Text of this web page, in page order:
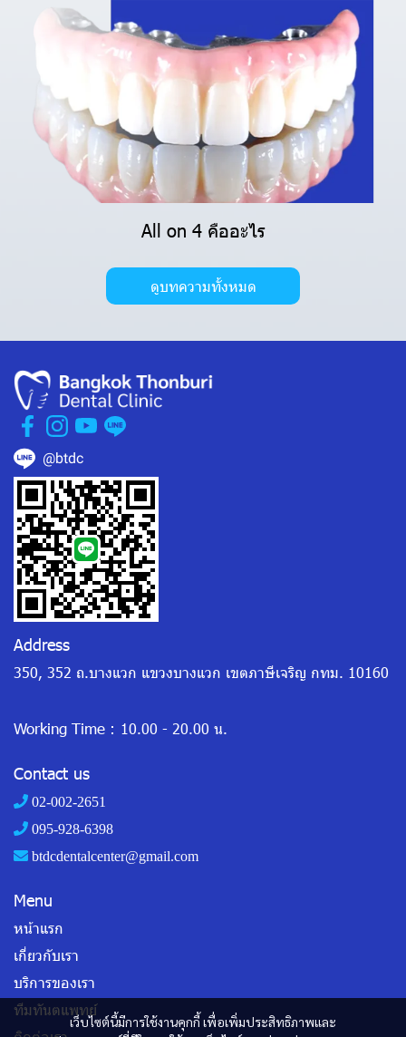
All on 4 คืออะไร
ดูบทความทั้งหมด
เว็บไซต์นี้มีการใช้งานคุกกี้ เพื่อเพิ่มประสิทธิภาพและ
@btdc
Address
350, 352 ถ.บางแวก แขวงบางแวก เขตภาษีเจริญ กทม. 10160
Working Time : 10.00 - 20.00 น.
Contact us
02-002-2651
095-928-6398
btdcdentalcenter@gmail.com
Menu
หน้าแรก
เกี่ยวกับเรา
บริการของเรา
ทีมทันตแพทย์